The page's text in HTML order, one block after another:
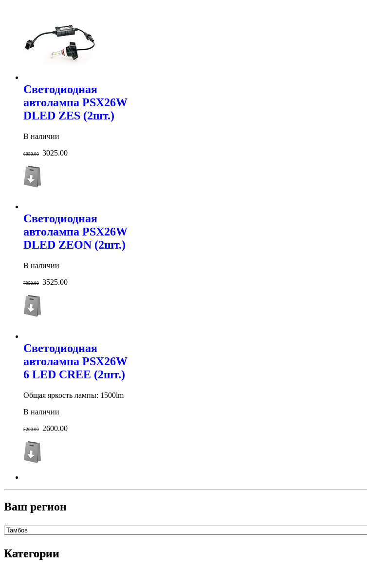
Светодиодная
автолампа PSX26W
DLED ZES (2шт.)
В наличии
6050.00 3025.00
Светодиодная
автолампа PSX26W
DLED ZEON (2шт.)
В наличии
7050.00 3525.00
Светодиодная
автолампа PSX26W
6 LED CREE (2шт.)
Общая яркость лампы: 1500lm
В наличии
5200.00 2600.00
Ваш регион
Категории